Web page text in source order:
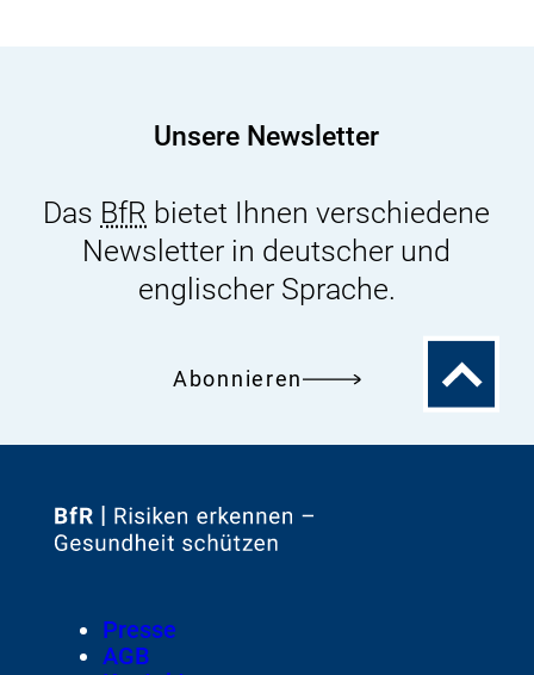
k
Unsere Newsletter
Das BfR bietet Ihnen verschiedene
Newsletter in deutscher und
englischer Sprache.
Abonnieren
Zum
Zur
Footer
Meta-
Presse
AGB